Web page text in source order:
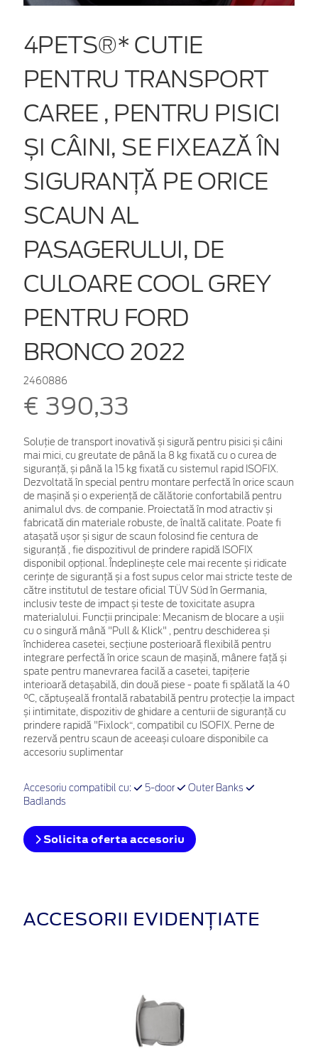
4PETS®* CUTIE
PENTRU TRANSPORT
CAREE , PENTRU PISICI
ȘI CÂINI, SE FIXEAZĂ ÎN
SIGURANȚĂ PE ORICE
SCAUN AL
PASAGERULUI, DE
CULOARE COOL GREY
PENTRU FORD
BRONCO 2022
2460886
€ 390,33
Soluție de transport inovativă și sigură pentru pisici și câini
mai mici, cu greutate de până la 8 kg fixată cu o curea de
siguranță, și până la 15 kg fixată cu sistemul rapid ISOFIX.
Dezvoltată în special pentru montare perfectă în orice scaun
de mașină și o experiență de călătorie confortabilă pentru
animalul dvs. de companie. Proiectată în mod atractiv și
fabricată din materiale robuste, de înaltă calitate. Poate fi
atașată ușor și sigur de scaun folosind fie centura de
siguranță , fie dispozitivul de prindere rapidă ISOFIX
disponibil opțional. Îndeplinește cele mai recente și ridicate
cerințe de siguranță și a fost supus celor mai stricte teste de
către institutul de testare oficial TÜV Süd în Germania,
inclusiv teste de impact și teste de toxicitate asupra
materialului. Funcții principale: Mecanism de blocare a ușii
cu o singură mână "Pull & Klick" , pentru deschiderea și
închiderea casetei, secțiune posterioară flexibilă pentru
integrare perfectă în orice scaun de mașină, mânere față și
spate pentru manevrarea facilă a casetei, tapițerie
interioară detașabilă, din două piese - poate fi spălată la 40
°C, căptușeală frontală rabatabilă pentru protecție la impact
și intimitate, dispozitiv de ghidare a centurii de siguranță cu
prindere rapidă "Fixlock“, compatibil cu ISOFIX. Perne de
rezervă pentru scaun de aceeași culoare disponibile ca
accesoriu suplimentar
Accesoriu compatibil cu: 5-door
Outer Banks
Badlands
Solicita oferta accesoriu
ACCESORII EVIDENȚIATE